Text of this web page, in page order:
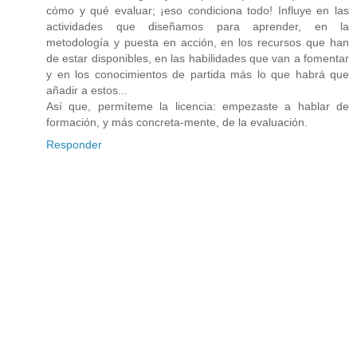
cómo y qué evaluar; ¡eso condiciona todo! Influye en las
actividades que diseñamos para aprender, en la
metodología y puesta en acción, en los recursos que han
de estar disponibles, en las habilidades que van a fomentar
y en los conocimientos de partida más lo que habrá que
añadir a estos...
Así que, permíteme la licencia: empezaste a hablar de
formación, y más concreta-mente, de la evaluación.
Responder